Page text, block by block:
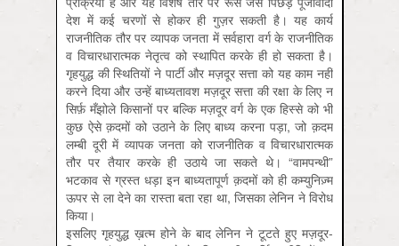
देश में कई चरणों से होकर ही गुज़र सकती है। यह कार्य
राजनीतिक तौर पर व्यापक जनता में सर्वहारा वर्ग के राजनीतिक
व विचारधारात्मक नेतृत्व को स्थापित करके ही हो सकता है।
गृहयुद्ध की स्थितियों ने पार्टी और मज़दूर सत्ता को यह काम नहीं
करने दिया और उन्हें बाध्यतावश मज़दूर सत्ता की रक्षा के लिए न
सिर्फ़ मँझोले किसानों पर बल्कि मज़दूर वर्ग के एक हिस्से को भी
कुछ ऐसे क़दमों को उठाने के लिए बाध्य करना पड़ा, जो क़दम
लम्बी दूरी में व्यापक जनता को राजनीतिक व विचारधारात्मक
तौर पर तैयार करके ही उठाये जा सकते थे। “वामपन्थी”
भटकाव से ग्रस्त धड़ा इन बाध्यतापूर्ण क़दमों को ही कम्युनिज़्म
ऊपर से ला देने का रास्ता बता रहा था, जिसका लेनिन ने विरोध
किया।
इसलिए गृहयुद्ध ख़त्म होने के बाद लेनिन ने टूटते हुए मज़दूर-